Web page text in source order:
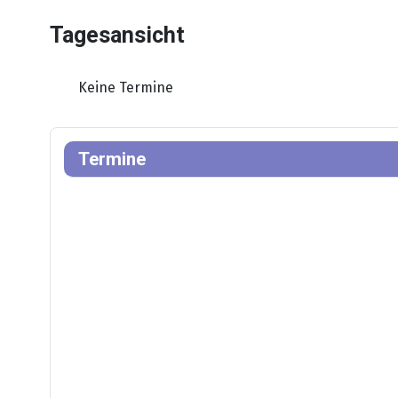
Tagesansicht
Keine Termine
Termine